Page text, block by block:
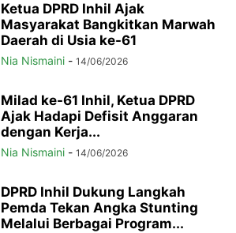
Ketua DPRD Inhil Ajak
Masyarakat Bangkitkan Marwah
Daerah di Usia ke-61
Nia Nismaini - 14/06/2026
Milad ke-61 Inhil, Ketua DPRD
Ajak Hadapi Defisit Anggaran
dengan Kerja...
Nia Nismaini - 14/06/2026
DPRD Inhil Dukung Langkah
Pemda Tekan Angka Stunting
Melalui Berbagai Program...